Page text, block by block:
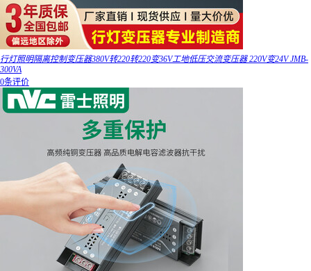
行灯照明隔离控制变压器380V转220转220变36V工地低压交流变压器 220V变24V JMB-
300VA
0条评价